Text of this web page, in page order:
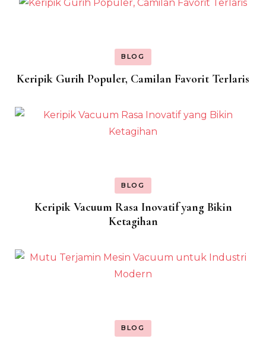
BLOG
Keripik Gurih Populer, Camilan Favorit Terlaris
BLOG
Keripik Vacuum Rasa Inovatif yang Bikin
Ketagihan
BLOG